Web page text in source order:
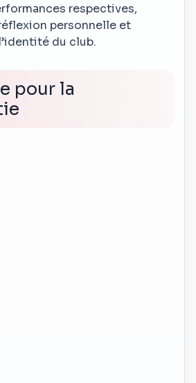
respectives,
personnelle et
du club.
pour la